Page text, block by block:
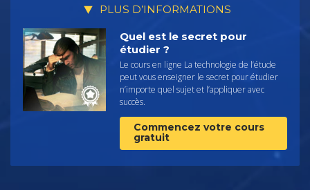
PLUS D’INFORMATIONS
Quel est le secret pour
étudier ?
Le cours en ligne La technologie de l’étude
peut vous enseigner le secret pour étudier
n’importe quel sujet et l’appliquer avec
succès.
Commencez votre cours
gratuit